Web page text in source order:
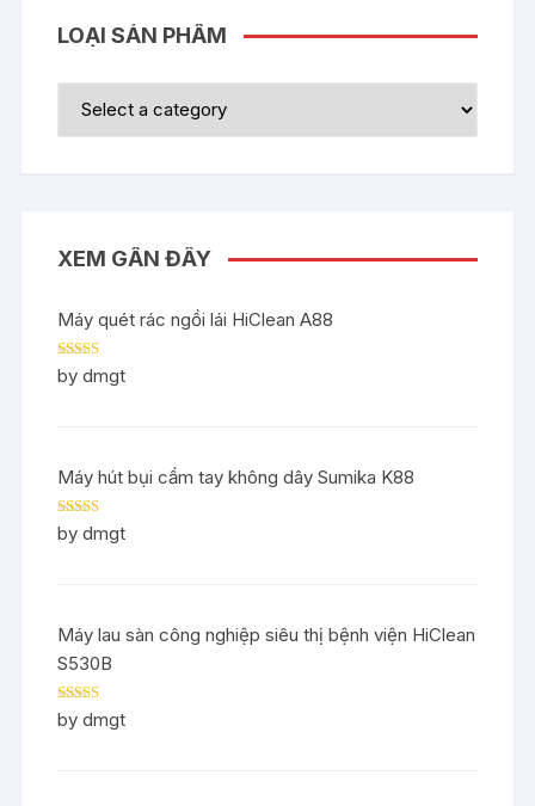
LOẠI SẢN PHẨM
XEM GẦN ĐÂY
Máy quét rác ngồi lái HiClean A88
Rated5out
of 5
by dmgt
Máy hút bụi cầm tay không dây Sumika K88
Rated5out
of 5
by dmgt
Máy lau sàn công nghiệp siêu thị bệnh viện HiClean
S530B
Rated5out
of 5
by dmgt